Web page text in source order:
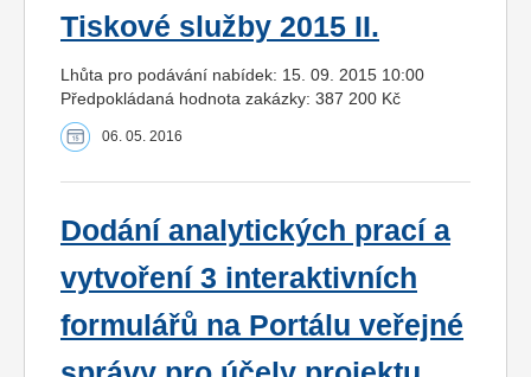
Tiskové služby 2015 II.
Lhůta pro podávání nabídek: 15. 09. 2015 10:00
Předpokládaná hodnota zakázky: 387 200 Kč
06. 05. 2016
Dodání analytických prací a
vytvoření 3 interaktivních
formulářů na Portálu veřejné